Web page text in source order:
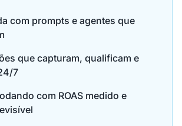
com prompts e agentes que
que capturam, qualificam e
7
com ROAS medido e